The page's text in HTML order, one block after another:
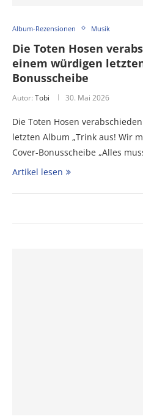
Album-Rezensionen Musik
Die Toten Hosen
einem würdigen
Bonusscheibe
Autor: Tobi 30. Mai 2026
Die Toten Hosen
letzten Album „Trink aus! Wir
Cover-Bonusscheibe „Alles
Artikel lesen